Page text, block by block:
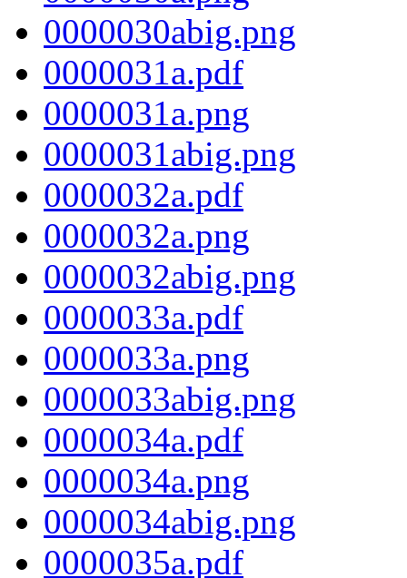
0000030abig.png
0000031a.pdf
0000031a.png
0000031abig.png
0000032a.pdf
0000032a.png
0000032abig.png
0000033a.pdf
0000033a.png
0000033abig.png
0000034a.pdf
0000034a.png
0000034abig.png
0000035a.pdf